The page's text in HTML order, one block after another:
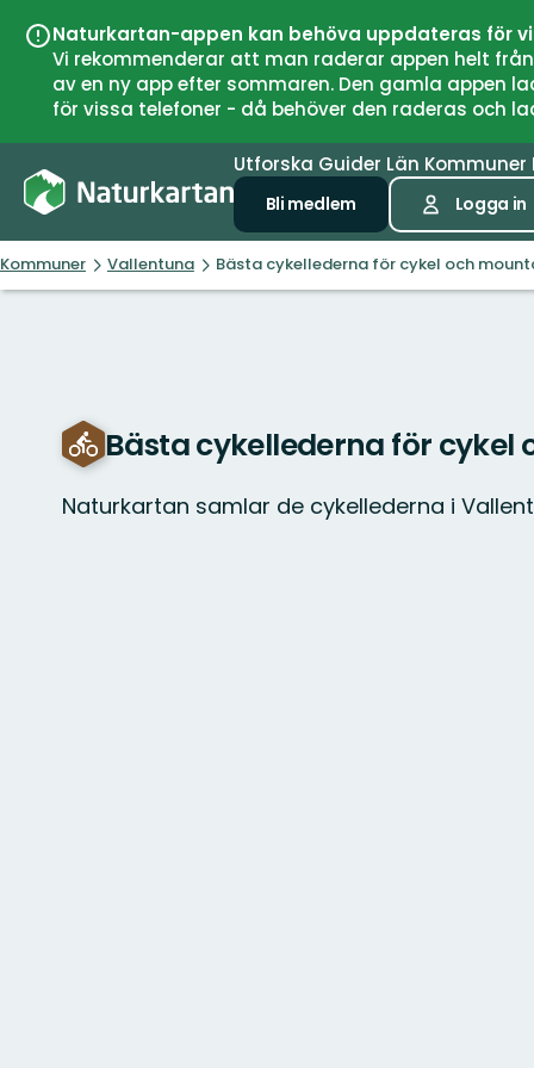
Naturkartan-appen kan behöva uppdateras för
Vi rekommenderar att man raderar appen helt
av en ny app efter sommaren. Den gamla
för vissa telefoner - då behöver den raderas och
Utforska Guider Län Kommuner
Bli medlem Logga in
Kommuner Vallentuna Bästa cykellederna för cykel och
Bästa cykellederna för cykel
Naturkartan samlar de cykellederna i